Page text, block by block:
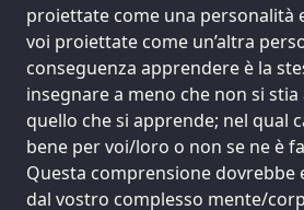
proiettate come una personalità
voi proiettate come un’altra
conseguenza apprendere è la
insegnare a meno che non si
quello che si apprende; nel qual
bene per voi/loro o non se ne è
Questa comprensione dovrebbe
dal vostro complesso mente/